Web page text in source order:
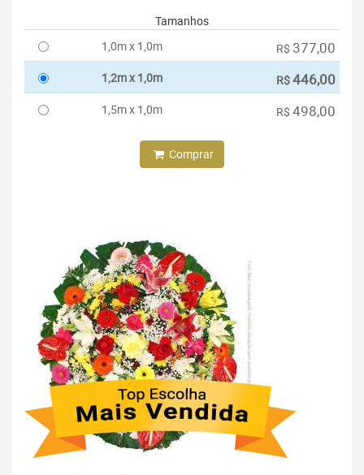
Tamanhos
1,0m x 1,0m
R$ 377,00
1,2m x 1,0m R$446,00
1,5m x 1,0m R$ 498,00
Comprar